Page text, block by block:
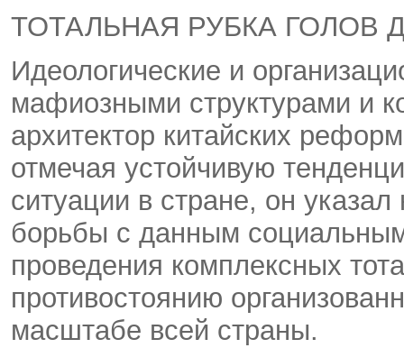
ТОТАЛЬНАЯ РУБКА ГОЛОВ
Идеологические и
мафиозными структурами и
архитектор китайских
отмечая устойчивую
ситуации в стране, он
борьбы с данным
проведения комплексных
противостоянию
масштабе всей страны.